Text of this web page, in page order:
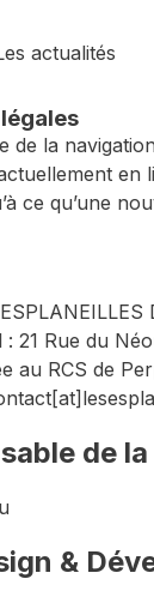
actualités
de la
en
ce qu’une
: 21 Rue du
au RCS de
[at]
de
&